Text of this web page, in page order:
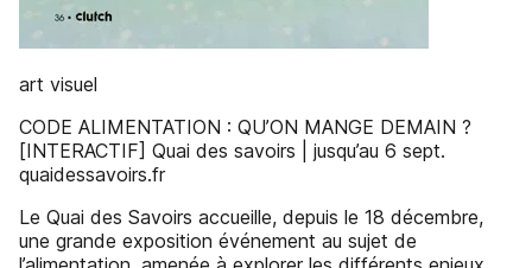
art visuel
CODE ALIMENTATION : QU’ON MANGE DEMAIN ?
[INTERACTIF] Quai des savoirs | jusqu’au 6 sept.
quaidessavoirs.fr
Le Quai des Savoirs accueille, depuis le 18 décembre,
une grande exposition événement au sujet de